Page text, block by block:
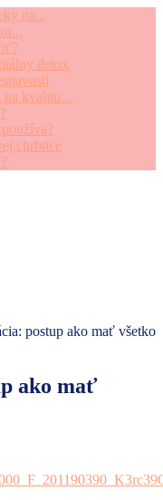
na...
detox
na kvalitu...
chrbtice
postup ako mať všetko
ako mať